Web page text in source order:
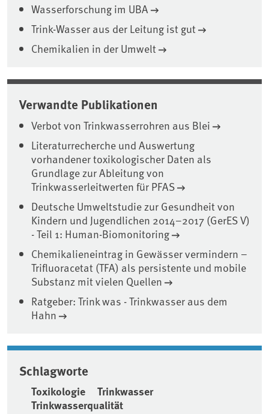
Wasserforschung im UBA
Trink-Wasser aus der Leitung ist gut
Chemikalien in der Umwelt
Verwandte Publikationen
Verbot von Trinkwasserrohren aus Blei
Literaturrecherche und Auswertung
vorhandener toxikologischer Daten als
Grundlage zur Ableitung von
Trinkwasserleitwerten für PFAS
Deutsche Umweltstudie zur Gesundheit von
Kindern und Jugendlichen 2014–2017 (GerES V)
- Teil 1: Human-Biomonitoring
Chemikalieneintrag in Gewässer vermindern –
Trifluoracetat (TFA) als persistente und mobile
Substanz mit vielen Quellen
Ratgeber: Trink was - Trinkwasser aus dem
Hahn
Schlagworte
Toxikologie
Trinkwasser
Trinkwasserqualität